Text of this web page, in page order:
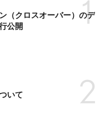
（クロスオーバー）のデ
公開
いて